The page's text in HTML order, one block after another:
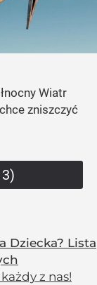
Wiatr
zniszczyć
Dziecka? Lista
z nas!